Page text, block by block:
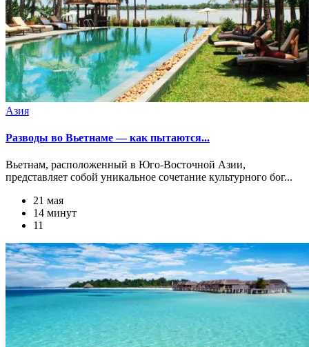
Азия
Разводы во Вьетнаме — как пытаются...
Вьетнам, расположенный в Юго-Восточной Азии,
представляет собой уникальное сочетание культурного бог...
21 мая
14 минут
11